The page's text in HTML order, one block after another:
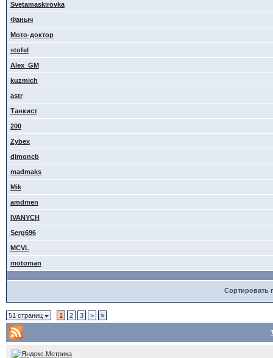
Svetamaskirovka
Фаныч
Мото-доктор
stofel
Alex_GM
kuzmich
astr
Танкист
200
Zybex
dimoncb
madmaks
Mik
amdmen
IVANYCH
Serg696
MCVL
motoman
Сортировать
51 страниц 1 2 3 > »